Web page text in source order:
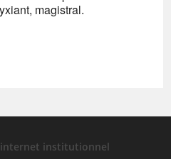
magistral.
internet institutionnel